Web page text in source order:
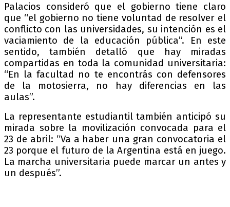
Palacios consideró que el gobierno tiene claro
que “el gobierno no tiene voluntad de resolver el
conflicto con las universidades, su intención es el
vaciamiento de la educación pública”. En este
sentido, también detalló que hay miradas
compartidas en toda la comunidad universitaria:
“En la facultad no te encontrás con defensores
de la motosierra, no hay diferencias en las
aulas”.
La representante estudiantil también anticipó su
mirada sobre la movilización convocada para el
23 de abril: “Va a haber una gran convocatoria el
23 porque el futuro de la Argentina está en juego.
La marcha universitaria puede marcar un antes y
un después”.